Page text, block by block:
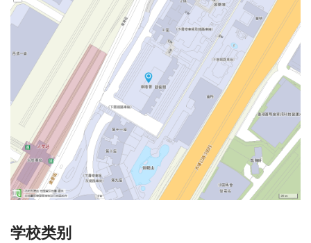
学校类别